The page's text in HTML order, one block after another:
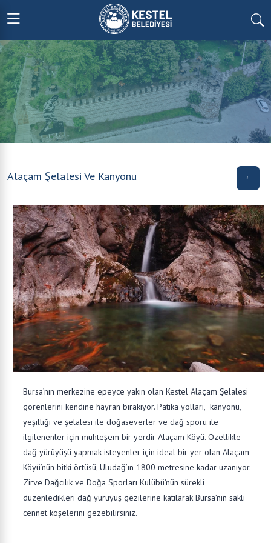
Alaçam Şelalesi Ve Kanyonu
Bursa’nın merkezine epeyce yakın olan Kestel Alaçam Şelalesi
görenlerini kendine hayran bırakıyor. Patika yolları, kanyonu,
yeşilliği ve şelalesi ile doğaseverler ve dağ sporu ile
ilgilenenler için muhteşem bir yerdir Alaçam Köyü. Özellikle
dağ yürüyüşü yapmak isteyenler için ideal bir yer olan Alaçam
Köyü’nün bitki örtüsü, Uludağ’ın 1800 metresine kadar uzanıyor.
Zirve Dağcılık ve Doğa Sporları Kulübü’nün sürekli
düzenledikleri dağ yürüyüş gezilerine katılarak Bursa’nın saklı
cennet köşelerini gezebilirsiniz.